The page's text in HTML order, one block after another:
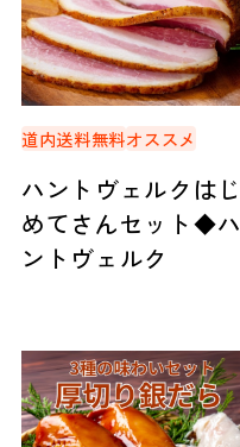
道内送料無料オススメ
ハントヴェルクはじ
めてさんセット◆ハ
ントヴェルク